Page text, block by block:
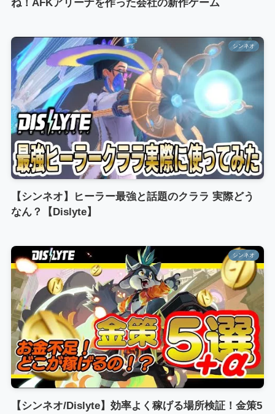
ね！AFKアリーナを作った会社の新作ゲーム
シンネオ
【シンネオ】ヒーラー最強と話題のクララ 実際どう
なん？【Dislyte】
シンネオ
【シンネオ/Dislyte】効率よく稼げる場所検証！金策5